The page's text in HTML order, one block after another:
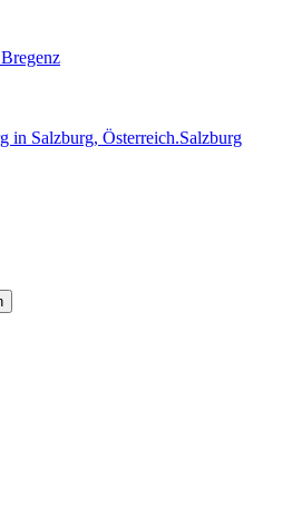
Bregenz
Salzburg